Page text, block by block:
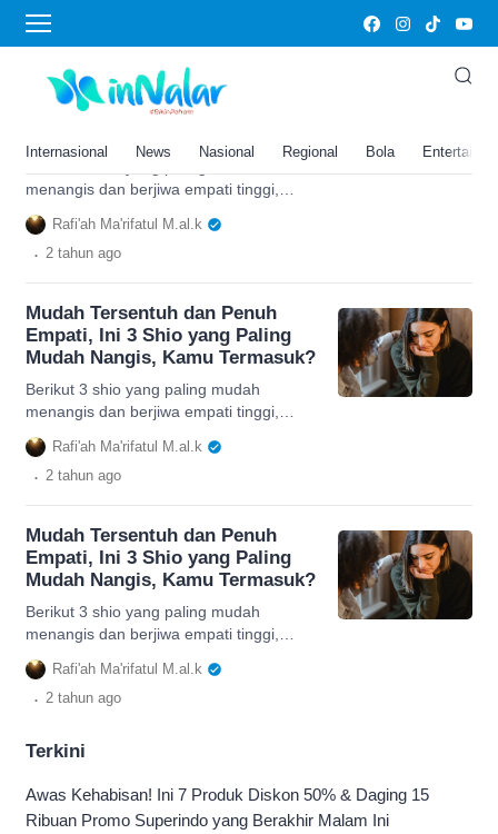
Internasional News Nasional Regional Bola
Mudah menangis
Mudah Tersentuh dan Penuh
Empati, Ini 3 Shio yang Paling
menangis dan berjiwa empati tinggi,
apakah kamu salah satunya? Simak
rincian lengkapnya.
Rafi'ah Ma'rifatul M.al.k
. 2 tahun ago
Mudah Tersentuh dan Penuh
Empati, Ini 3 Shio yang Paling
Mudah Nangis, Kamu Termasuk?
Berikut 3 shio yang paling mudah
menangis dan berjiwa empati tinggi,
apakah kamu salah satunya? Simak
rincian lengkapnya.
Rafi'ah Ma'rifatul M.al.k
. 2 tahun ago
Mudah Tersentuh dan Penuh
Empati, Ini 3 Shio yang Paling
Mudah Nangis, Kamu Termasuk?
Berikut 3 shio yang paling mudah
menangis dan berjiwa empati tinggi,
apakah kamu salah satunya? Simak
rincian lengkapnya.
Rafi'ah Ma'rifatul M.al.k
. 2 tahun ago
Terkini
Awas Kehabisan! Ini 7 Produk Diskon 50% & Daging 15
Ribuan Promo Superindo yang Berakhir Malam Ini